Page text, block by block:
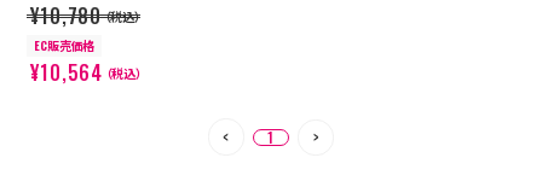
¥10,780（税込）
EC販売価格
¥10,564（税込）
1